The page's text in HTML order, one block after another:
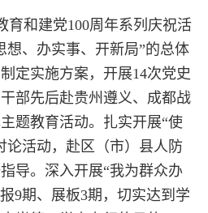
育和建党100周年系列庆祝活
想、办实事、开新局”的总体
定实施方案，开展14次党史
部先后赴贵州遵义、成都战
题教育活动。扎实开展“使
论活动，赴区（市）县人防
导。深入开展“我为群众办
9期、展板3期，切实达到学